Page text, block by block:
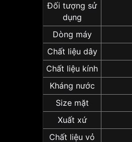
Đối tượng sử
dụng
Dòng máy
Chất liệu dây
Chất liệu kính
Kháng nước
Size mặt
Xuất xứ
Chất liệu vỏ